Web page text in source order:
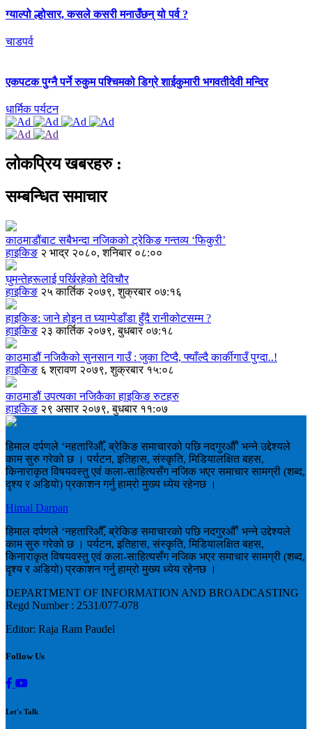
ग्याल्पो ल्होसार, कसले कसरी मनाउँछन् यो पर्व ?
चाडपर्व
एकपटक पुग्‍नै पर्ने रुकुम पश्चिमको डिग्रे शाईकुमारी भगवतीदेवी मन्दिर
धार्मिक पर्यटन
लोकप्रिय खबरहरु :
सम्बन्धित समाचार
काठमाडौंबाट सबैभन्दा नजिकको ट्रेकिङ गन्तव्य ‘फिकुरी’
हाइकिङ २ भाद्र २०८०, शनिबार ०८:००
घुमन्तेहरूलाई पर्खिरहेको देविचौर
हाइकिङ २५ कार्तिक २०७९, शुक्रबार ०७:१६
हाइकिङ: जाने होइन त घ्याम्पेडाँडा हुँदै रानीकोटसम्म ?
हाइकिङ २३ कार्तिक २०७९, बुधबार ०७:१८
काठमाडौं नजिकैको सुनसान गाउँ : जुका टिप्दै, फ्याँल्दै कार्कीगाउँ पुग्दा..!
हाइकिङ ६ श्रावण २०७९, शुक्रबार १५:०८
काठमाडौं उपत्यका नजिकैका हाइकिङ रुटहरु
हाइकिङ २९ असार २०७९, बुधबार ११:०७
हिमाल दर्पणले ‘नहतारिऔँ, ब्रेकिङ समाचारको पछि नदगुरऔँ’ भन्ने उद्देश्यले
काम सुरु गरेको छ । पर्यटन, इतिहास, संस्कृति, मिडियालक्षित बहस,
किनाराकृत विषयवस्तु एवं कला-साहित्यसँग नजिक भएर समाचार सामग्री (शब्द,
दृश्य र अडियो) प्रकाशन गर्नु हाम्रो मुख्य ध्येय रहेनछ ।
Himal Darpan
हिमाल दर्पणले ‘नहतारिऔँ, ब्रेकिङ समाचारको पछि नदगुरऔँ’ भन्ने उद्देश्यले
काम सुरु गरेको छ । पर्यटन, इतिहास, संस्कृति, मिडियालक्षित बहस,
किनाराकृत विषयवस्तु एवं कला-साहित्यसँग नजिक भएर समाचार सामग्री (शब्द,
दृश्य र अडियो) प्रकाशन गर्नु हाम्रो मुख्य ध्येय रहेनछ ।
DEPARTMENT OF INFORMATION AND BROADCASTING
Regd Number : 2531/077-078
Editor: Raja Ram Paudel
Follow Us
Let's Talk